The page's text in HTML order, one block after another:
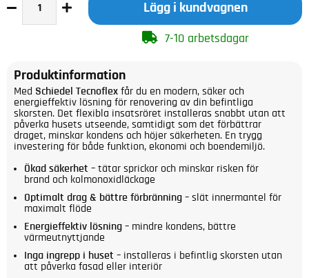
Lägg i kundvagnen
7-10 arbetsdagar
Produktinformation
Med Schiedel Tecnoflex får du en modern, säker och
energieffektiv lösning för renovering av din befintliga
skorsten. Det flexibla insatsröret installeras snabbt utan att
påverka husets utseende, samtidigt som det förbättrar
draget, minskar kondens och höjer säkerheten. En trygg
investering för både funktion, ekonomi och boendemiljö.
Ökad säkerhet – tätar sprickor och minskar risken för
brand och kolmonoxidläckage
Optimalt drag & bättre förbränning – slät innermantel för
maximalt flöde
Energieffektiv lösning – mindre kondens, bättre
värmeutnyttjande
Inga ingrepp i huset – installeras i befintlig skorsten utan
att påverka fasad eller interiör